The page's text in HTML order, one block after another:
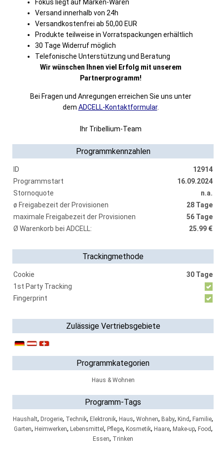
Fokus liegt auf Marken-Waren
Versand innerhalb von 24h
Versandkostenfrei ab 50,00 EUR
Produkte teilweise in Vorratspackungen erhältlich
30 Tage Widerruf möglich
Telefonische Unterstützung und Beratung
Wir wünschen Ihnen viel Erfolg mit unserem
Partnerprogramm!
Bei Fragen und Anregungen erreichen Sie uns unter
dem ADCELL-Kontaktformular.
Ihr Tribellium-Team
Programmkennzahlen
ID
12914
Programmstart
16.09.2024
Stornoquote
n.a.
ø Freigabezeit der Provisionen
28 Tage
maximale Freigabezeit der Provisionen
56 Tage
Ø Warenkorb bei ADCELL:
25.99 €
Trackingmethode
Cookie
30 Tage
1st Party Tracking
Fingerprint
Zulässige Vertriebsgebiete
Programmkategorien
Haus & Wohnen
Programm-Tags
Haushalt, Drogerie, Technik, Elektronik, Haus, Wohnen, Baby, Kind, Familie,
Garten, Heimwerken, Lebensmittel , Pflege, Kosmetik, Haare, Make-up, Food,
Essen, Trinken